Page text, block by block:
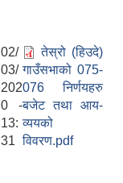
02/
03/
202
0 -
13:
31
तेस्रो (हिउदे)
गाउँसभाको 075-
076 निर्णयहरु
बजेट तथा आय-
व्ययको
विवरण.pdf